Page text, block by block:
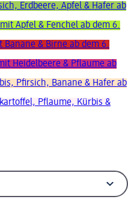
Erdbeere, Apfel & Hafer ab
Apfel & Fenchel ab dem 6.
& Birne ab dem 6.
Heidelbeere & Pflaume ab
Pfirsich, Banane & Hafer ab
Pflaume, Kürbis &